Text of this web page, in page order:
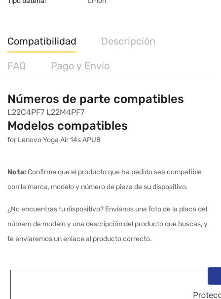
Compatibilidad Descripción
FAQ Pago y Envío
Números de parte compatibles
L22C4PF7 L22M4PF7
Modelos compatibles
for Lenovo Yoga Air 14s APU8
Nota:Confirme que el producto que ha pedido sea compatible
con la marca, modelo y número de pieza de su dispositivo.
¿No encuentras tu dispositivo? Envíanos una foto de la placa del
número de modelo y una descripción del producto que buscas, y
te enviaremos un enlace al producto correcto.